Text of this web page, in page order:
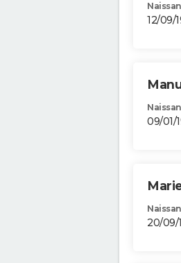
12/09/
09/01/
20/09/